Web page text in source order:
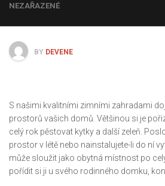
NEZAŘAZENÉ
BY DEVENE
S našimi kvalitními zimními zahradami
prostorů vašich domů. Většinou si je
celý rok pěstovat kytky a další zeleň.
prostor v létě nebo nainstalujete-li do ní
může sloužit jako obytná místnost po
pořídit si ji u svého rodinného domku,